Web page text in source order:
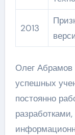
2013
Олег
успешных
постоянно